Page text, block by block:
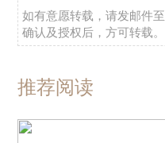
如有意愿转载，请发邮件至
确认及授权后，方可转载。
推荐阅读